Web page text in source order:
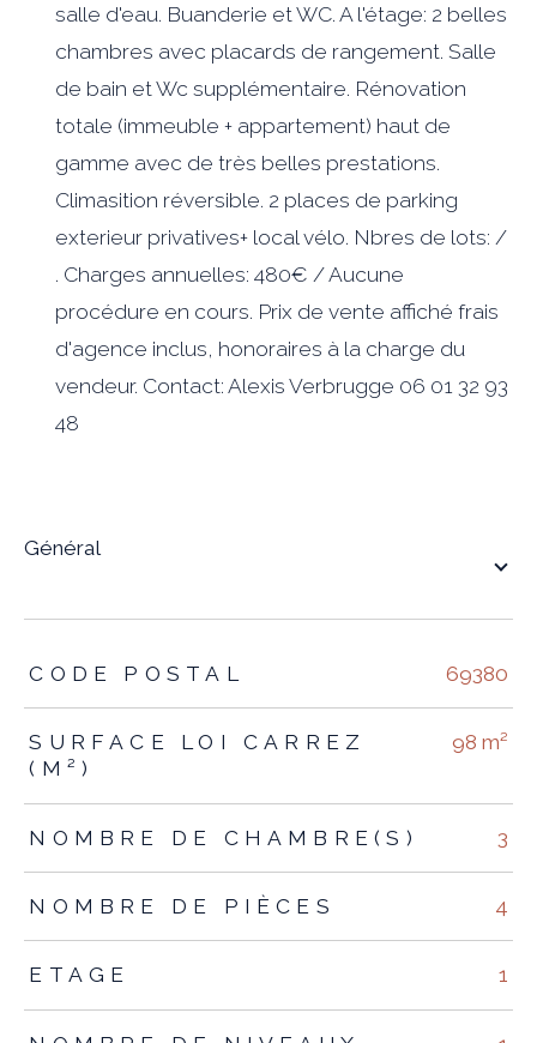
salle d'eau. Buanderie et WC. A l'étage: 2 belles
chambres avec placards de rangement. Salle
de bain et Wc supplémentaire. Rénovation
totale (immeuble + appartement) haut de
gamme avec de très belles prestations.
Climasition réversible. 2 places de parking
exterieur privatives+ local vélo. Nbres de lots: /
. Charges annuelles: 480€ / Aucune
procédure en cours. Prix de vente affiché frais
d'agence inclus, honoraires à la charge du
vendeur. Contact: Alexis Verbrugge 06 01 32 93
48
général
TRAD_ZEPHYR_Caracteristique TRAD_ZEPHYR_Valeurs
CODE POSTAL 69380
SURFACE LOI CARREZ
(M²)
98 m²
NOMBRE DE CHAMBRE(S) 3
NOMBRE DE PIÈCES 4
ETAGE 1